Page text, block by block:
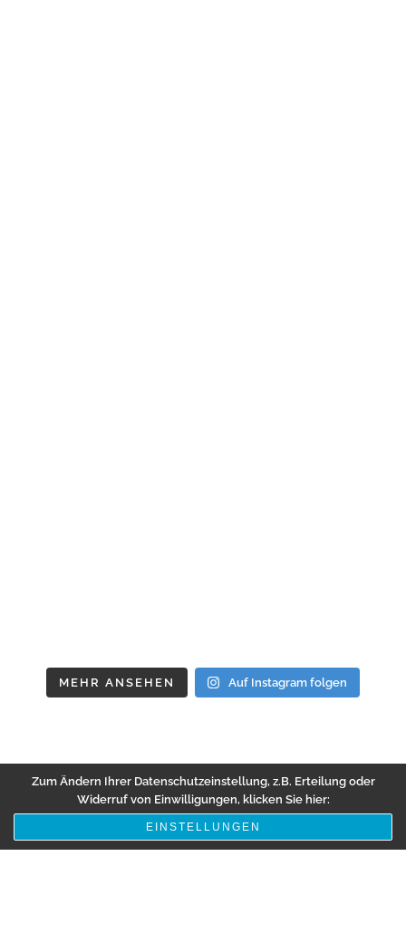
MEHR ANSEHEN Auf Instagram folgen
Zum Ändern Ihrer Datenschutzeinstellung, z.B. Erteilung oder
Widerruf von Einwilligungen, klicken Sie hier:
EINSTELLUNGEN